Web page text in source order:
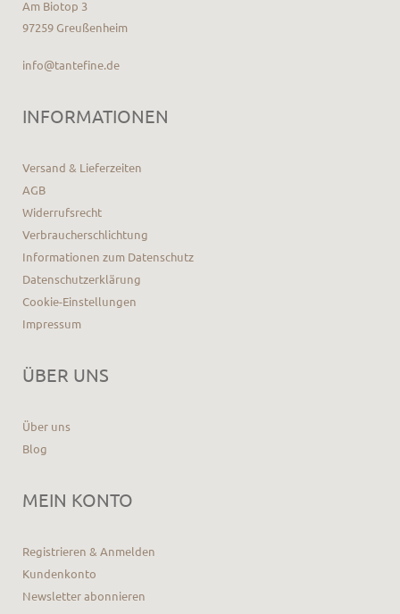
Am Biotop 3
97259 Greußenheim
info@tantefine.de
INFORMATIONEN
Versand & Lieferzeiten
AGB
Widerrufsrecht
Verbraucherschlichtung
Informationen zum Datenschutz
Datenschutzerklärung
Cookie-Einstellungen
Impressum
ÜBER UNS
Über uns
Blog
MEIN KONTO
Registrieren & Anmelden
Kundenkonto
Newsletter abonnieren